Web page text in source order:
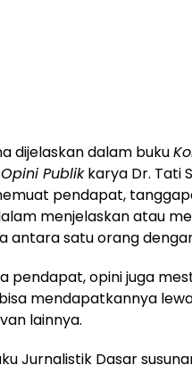
dijelaskan dalam buku
Publikkarya Dr. Tati
pendapat,
menjelaskan atau
antara satu orang
pendapat, opini juga
mendapatkannya
lainnya.
Jurnalistik Dasar